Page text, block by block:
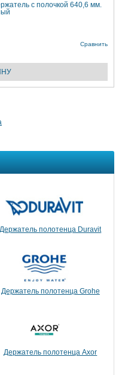
с полочкой 640,6 мм.
Сравнить
Держатель полотенца Duravit
Держатель полотенца Grohe
Держатель полотенца Axor